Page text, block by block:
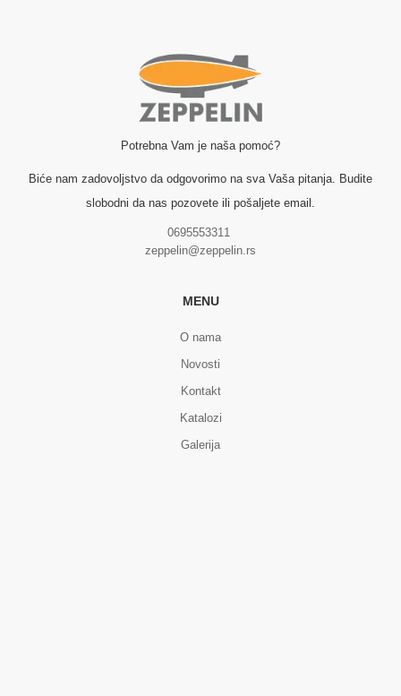
Potrebna Vam je naša pomoć?
Biće nam zadovoljstvo da odgovorimo na sva Vaša pitanja. Budite
slobodni da nas pozovete ili pošaljete email.
0695553311
zeppelin@zeppelin.rs
MENU
O nama
Novosti
Kontakt
Katalozi
Galerija